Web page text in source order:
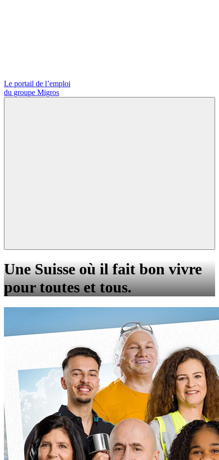
Le portail de l’emploi
du groupe Migros
Une Suisse où il fait bon vivre
pour toutes et tous.